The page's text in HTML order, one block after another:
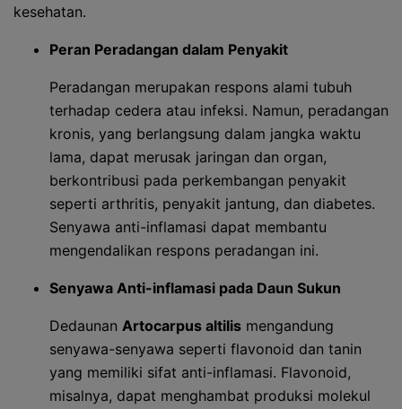
kesehatan.
Peran Peradangan dalam Penyakit
Peradangan merupakan respons alami tubuh
terhadap cedera atau infeksi. Namun, peradangan
kronis, yang berlangsung dalam jangka waktu
lama, dapat merusak jaringan dan organ,
berkontribusi pada perkembangan penyakit
seperti arthritis, penyakit jantung, dan diabetes.
Senyawa anti-inflamasi dapat membantu
mengendalikan respons peradangan ini.
Senyawa Anti-inflamasi pada Daun Sukun
Dedaunan Artocarpus altilis mengandung
senyawa-senyawa seperti flavonoid dan tanin
yang memiliki sifat anti-inflamasi. Flavonoid,
misalnya, dapat menghambat produksi molekul